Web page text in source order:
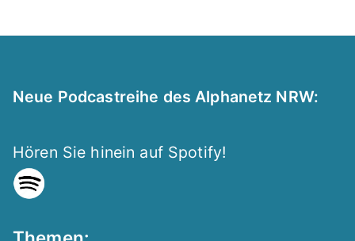
Neue Podcastreihe des Alphanetz NRW:
Hören Sie hinein auf Spotify!